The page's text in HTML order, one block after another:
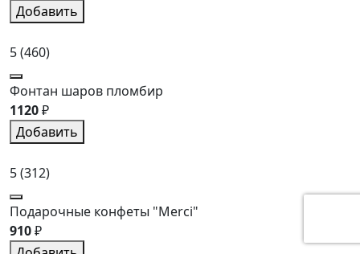
Добавить
5(460)
Фонтан шаров пломбир
1120₽
Добавить
5(312)
Подарочные конфеты "Merci"
910₽